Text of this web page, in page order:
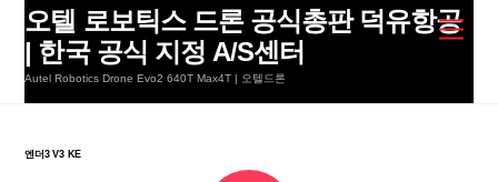
Skip
content
오텔 로보틱스 드론 공식총판 덕유항공
| 한국 공식 지정 A/S센터
Autel Robotics Drone Evo2 640T Max4T | 오텔드론
엔더3 V3 KE